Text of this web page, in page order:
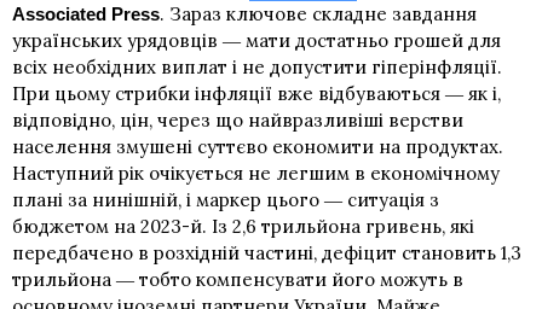
Associated Press. Зараз ключове складне завдання
українських урядовців ― мати достатньо грошей для
всіх необхідних виплат і не допустити гіперінфляції.
При цьому стрибки інфляції вже відбуваються ― як і,
відповідно, цін, через що найвразливіші верстви
населення змушені суттєво економити на продуктах.
Наступний рік очікується не легшим в економічному
плані за нинішній, і маркер цього ― ситуація з
бюджетом на 2023-й. Із 2,6 трильйона гривень, які
передбачено в розхідній частині, дефіцит становить 1,3
трильйона ― тобто компенсувати його можуть в